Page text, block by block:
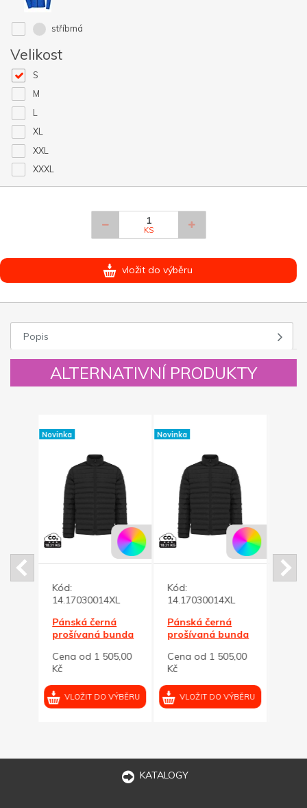
stříbrná
Velikost
S
M
L
XL
XXL
XXXL
KS
vložit do výběru
Popis
ALTERNATIVNÍ PRODUKTY
Novinka
Kód:
14.17030014XL
Pánská černá
prošívaná bunda
Cena od 1 505,00
Kč
VLOŽIT DO VÝBĚRU
Novinka
Kód:
14.17030014XL
Pánská černá
prošívaná bunda
Cena od 1 505,00
Kč
VLOŽIT DO VÝBĚRU
KATALOGY